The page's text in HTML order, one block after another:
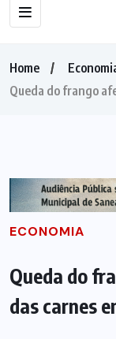
Home
Queda do frango
ECONOMIA
Queda do
das carnes